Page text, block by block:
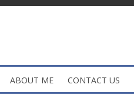
ABOUT ME CONTACT US